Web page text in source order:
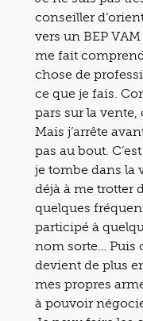
conseiller
vers un BEP
me fait
chose de
ce que je fais.
pars sur la vente,
Mais j’arrête
pas au bout.
je tombe dans la
déjà à me trotter
quelques
participé à
nom sorte… Puis
devient de plus
mes propres
à pouvoir